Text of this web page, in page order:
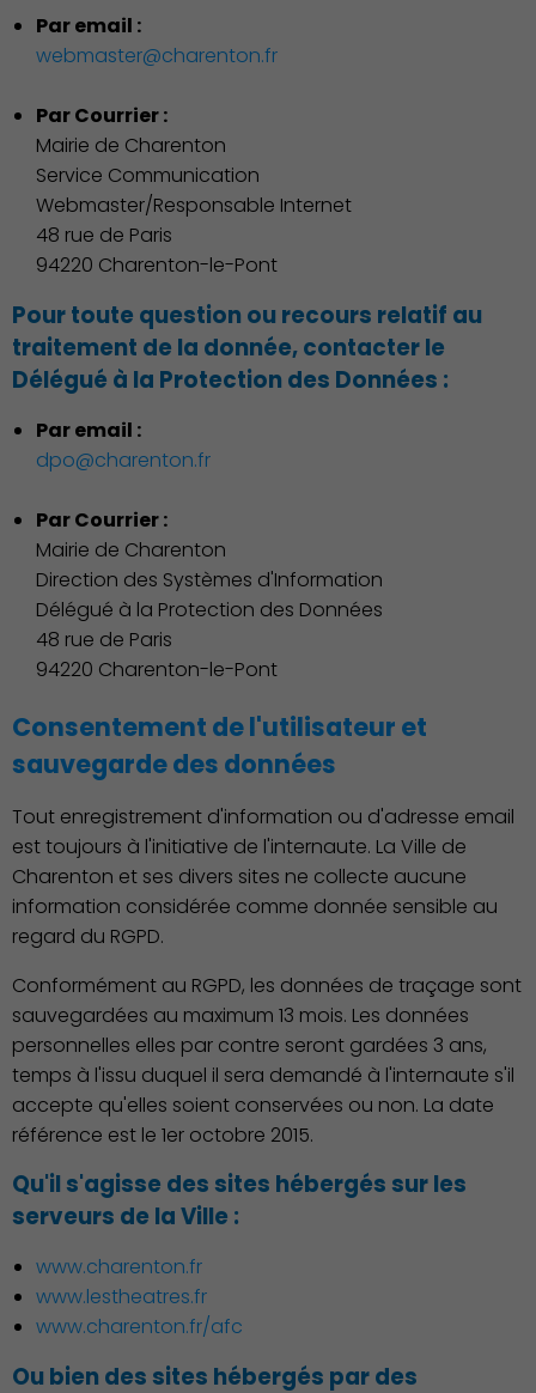
Par email :
webmaster@charenton.fr
Par Courrier :
Mairie de Charenton
Service Communication
Webmaster/Responsable Internet
48 rue de Paris
94220 Charenton-le-Pont
Pour toute question ou recours relatif au
traitement de la donnée, contacter le
Délégué à la Protection des Données :
Par email :
dpo@charenton.fr
Par Courrier :
Mairie de Charenton
Direction des Systèmes d'Information
Délégué à la Protection des Données
48 rue de Paris
94220 Charenton-le-Pont
Consentement de l'utilisateur et
sauvegarde des données
Tout enregistrement d'information ou d'adresse email
est toujours à l'initiative de l'internaute. La Ville de
Charenton et ses divers sites ne collecte aucune
information considérée comme donnée sensible au
regard du RGPD.
Conformément au RGPD, les données de traçage sont
sauvegardées au maximum 13 mois. Les données
personnelles elles par contre seront gardées 3 ans,
temps à l'issu duquel il sera demandé à l'internaute s'il
accepte qu'elles soient conservées ou non. La date
référence est le 1er octobre 2015.
Qu'il s'agisse des sites hébergés sur les
serveurs de la Ville :
www.charenton.fr
www.lestheatres.fr
www.charenton.fr/afc
Ou bien des sites hébergés par des